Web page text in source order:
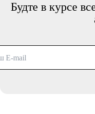
Будте в курсе